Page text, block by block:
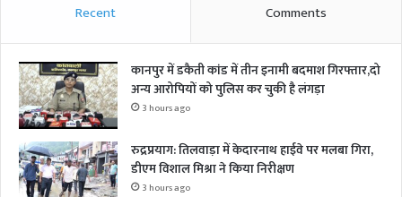
Recent Comments
कानपुर में डकैती कांड में तीन इनामी बदमाश गिरफ्तार,दो
अन्य आरोपियों को पुलिस कर चुकी है लंगड़ा
3 hours ago
रुद्रप्रयाग: तिलवाड़ा में केदारनाथ हाईवे पर मलबा गिरा,
डीएम विशाल मिश्रा ने किया निरीक्षण
3 hours ago